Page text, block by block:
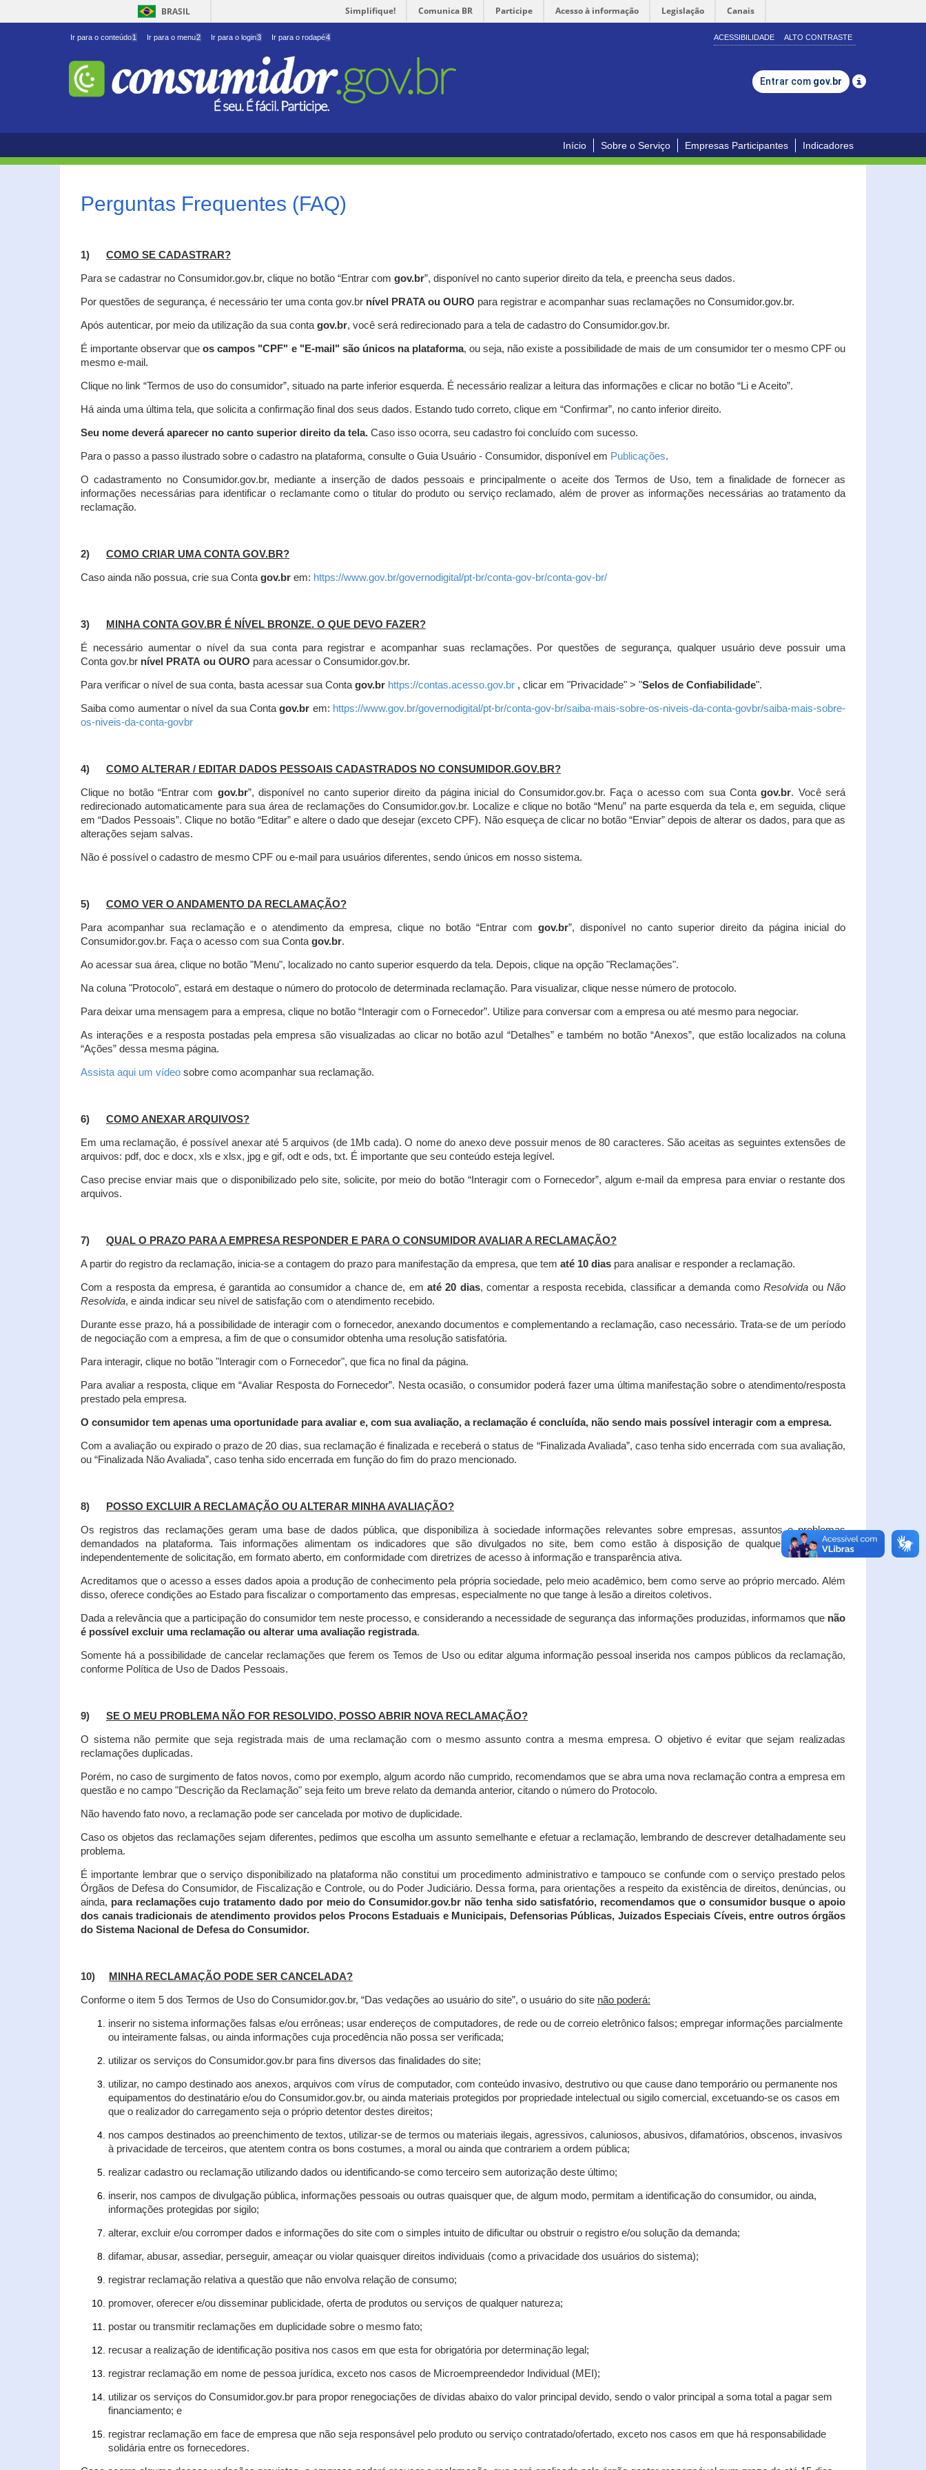
BRASIL Simplifique! Comunica BR Participe Acesso à informação Legislação Canais
Ir para o conteúdo1 Ir para o menu2 Ir para o login3 Ir para o rodapé4 ACESSIBILIDADE ALTO CONTRASTE
Entrar com gov.br
Início Sobre o Serviço Empresas Participantes Indicadores
Perguntas Frequentes (FAQ)
1) COMO SE CADASTRAR?
Para se cadastrar no Consumidor.gov.br, clique no botão “Entrar com gov.br”, disponível no canto superior direito da tela, e preencha seus dados.
Por questões de segurança, é necessário ter uma conta gov.br nível PRATA ou OURO para registrar e acompanhar suas reclamações no Consumidor.gov.br.
Após autenticar, por meio da utilização da sua conta gov.br, você será redirecionado para a tela de cadastro do Consumidor.gov.br.
É importante observar queos campos "CPF" e "E-mail" são únicos na plataforma, ou seja, não existe a possibilidade de mais de um consumidor ter o mesmo CPF ou
mesmo e-mail.
Clique no link “Termos de uso do consumidor”, situado na parte inferior esquerda. É necessário realizar a leitura das informações e clicar no botão “Li e Aceito”.
Há ainda uma última tela, que solicita a confirmação final dos seus dados. Estando tudo correto, clique em “Confirmar”, no canto inferior direito.
Seu nome deverá aparecer no canto superior direito da tela. Caso isso ocorra, seu cadastro foi concluído com sucesso.
Para o passo a passo ilustrado sobre o cadastro na plataforma, consulte o Guia Usuário - Consumidor, disponível em Publicações.
O cadastramento no Consumidor.gov.br, mediante a inserção de dados pessoais e principalmente o aceite dos Termos de Uso, tem a finalidade de fornecer as
informações necessárias para identificar o reclamante como o titular do produto ou serviço reclamado, além de prover as informações necessárias ao tratamento da
reclamação.
2) COMO CRIAR UMA CONTA GOV.BR?
Caso ainda não possua, crie sua Conta gov.br em: https://www.gov.br/governodigital/pt-br/conta-gov-br/conta-gov-br/
3) MINHA CONTA GOV.BR É NÍVEL BRONZE. O QUE DEVO FAZER?
É necessário aumentar o nível da sua conta para registrar e acompanhar suas reclamações. Por questões de segurança, qualquer usuário deve possuir uma
Conta gov.br nível PRATA ou OURO para acessar o Consumidor.gov.br.
Para verificar o nível de sua conta, basta acessar sua Conta gov.br https://contas.acesso.gov.br , clicar em "Privacidade" > "Selos de Confiabilidade".
Saiba como aumentar o nível da sua Contagov.br em: https://www.gov.br/governodigital/pt-br/conta-gov-br/saiba-mais-sobre-os-niveis-da-conta-govbr/saiba-mais-sobre-
os-niveis-da-conta-govbr
4) COMO ALTERAR / EDITAR DADOS PESSOAIS CADASTRADOS NO CONSUMIDOR.GOV.BR?
Clique no botão “Entrar com gov.br”, disponível no canto superior direito da página inicial do Consumidor.gov.br. Faça o acesso com sua Contagov.br. Você será
redirecionado automaticamente para sua área de reclamações do Consumidor.gov.br. Localize e clique no botão “Menu” na parte esquerda da tela e, em seguida, clique
em “Dados Pessoais”.Clique no botão “Editar” e altere o dado que desejar (exceto CPF). Não esqueça de clicar no botão “Enviar” depois de alterar os dados, para que as
alterações sejam salvas.
Não é possível o cadastro de mesmo CPF ou e-mail para usuários diferentes, sendo únicos em nosso sistema.
5) COMO VER O ANDAMENTO DA RECLAMAÇÃO?
Para acompanhar sua reclamação e o atendimento da empresa, clique no botão “Entrar com gov.br”, disponível no canto superior direito da página inicial do
Consumidor.gov.br. Faça o acesso com sua Conta gov.br.
Ao acessar sua área, clique no botão "Menu", localizado no canto superior esquerdo da tela. Depois, clique na opção "Reclamações".
Na coluna "Protocolo", estará em destaque o número do protocolo de determinada reclamação. Para visualizar, clique nesse número de protocolo.
Para deixar uma mensagem para a empresa, clique no botão “Interagir com o Fornecedor”. Utilize para conversar com a empresa ou até mesmo para negociar.
As interações e a resposta postadas pela empresa são visualizadas ao clicar no botão azul “Detalhes” e também no botão “Anexos”, que estão localizados na coluna
“Ações” dessa mesma página.
Assista aqui um vídeo sobre como acompanhar sua reclamação.
6) COMO ANEXAR ARQUIVOS?
Em uma reclamação, é possível anexar até 5 arquivos (de 1Mb cada). O nome do anexo deve possuir menos de 80 caracteres. São aceitas as seguintes extensões de
arquivos: pdf, doc e docx, xls e xlsx, jpg e gif, odt e ods, txt. É importante que seu conteúdo esteja legível.
Caso precise enviar mais que o disponibilizado pelo site, solicite, por meio do botão “Interagir com o Fornecedor”, algum e-mail da empresa para enviar o restante dos
arquivos.
7) QUAL O PRAZO PARA A EMPRESA RESPONDER E PARA O CONSUMIDOR AVALIAR A RECLAMAÇÃO?
A partir do registro da reclamação, inicia-se a contagem do prazo para manifestação da empresa, que tem até 10 dias para analisar e responder a reclamação.
Com a resposta da empresa, é garantida ao consumidor a chance de, em até 20 dias, comentar a resposta recebida, classificar a demanda comoResolvida ouNão
Resolvida, e ainda indicar seu nível de satisfação com o atendimento recebido.
Durante esse prazo, há a possibilidade de interagir com o fornecedor, anexando documentos e complementando a reclamação, caso necessário. Trata-se de um período
de negociação com a empresa, a fim de que o consumidor obtenha uma resolução satisfatória.
Para interagir, clique no botão "Interagir com o Fornecedor", que fica no final da página.
Para avaliar a resposta, clique em “Avaliar Resposta do Fornecedor”. Nesta ocasião, o consumidor poderá fazer uma última manifestação sobre o atendimento/resposta
prestado pela empresa.
O consumidor tem apenas uma oportunidade para avaliar e, com sua avaliação, a reclamação é concluída, não sendo mais possível interagir com a empresa.
Com a avaliação ou expirado o prazo de 20 dias, sua reclamação é finalizada e receberá o status de “Finalizada Avaliada”, caso tenha sido encerrada com sua avaliação,
ou “Finalizada Não Avaliada”, caso tenha sido encerrada em função do fim do prazo mencionado.
8) POSSO EXCLUIR A RECLAMAÇÃO OU ALTERAR MINHA AVALIAÇÃO?
Os registros das reclamações geram uma base de dados pública, que disponibiliza à sociedade informações relevantes sobre empresas, assuntos e problemas
demandados na plataforma. Tais informações alimentam os indicadores que são divulgados no site, bem como estão à disposição de qualquer interessado,
independentemente de solicitação, em formato aberto, em conformidade com diretrizes de acesso à informação e transparência ativa.
Acreditamos que o acesso a esses dados apoia a produção de conhecimento pela própria sociedade, pelo meio acadêmico, bem como serve ao próprio mercado. Além
disso, oferece condições ao Estado para fiscalizar o comportamento das empresas, especialmente no que tange à lesão a direitos coletivos.
Dada a relevância que a participação do consumidor tem neste processo, e considerando a necessidade de segurança das informações produzidas, informamos que não
é possível excluir uma reclamação ou alterar uma avaliação registrada.
Somente há a possibilidade de cancelar reclamações que ferem os Temos de Uso ou editar alguma informação pessoal inserida nos campos públicos da reclamação,
conforme Política de Uso de Dados Pessoais.
9) SE O MEU PROBLEMA NÃO FOR RESOLVIDO, POSSO ABRIR NOVA RECLAMAÇÃO?
O sistema não permite que seja registrada mais de uma reclamação com o mesmo assunto contra a mesma empresa. O objetivo é evitar que sejam realizadas
reclamações duplicadas.
Porém, no caso de surgimento de fatos novos, como por exemplo, algum acordo não cumprido, recomendamos que se abra uma nova reclamação contra a empresa em
questão e no campo "Descrição da Reclamação" seja feito um breve relato da demanda anterior, citando o número do Protocolo.
Não havendo fato novo, a reclamação pode ser cancelada por motivo de duplicidade.
Caso os objetos das reclamações sejam diferentes, pedimos que escolha um assunto semelhante e efetuar a reclamação, lembrando de descrever detalhadamente seu
problema.
É importante lembrar que o serviço disponibilizado na plataforma não constitui um procedimento administrativo e tampouco se confunde com o serviço prestado pelos
Órgãos de Defesa do Consumidor, de Fiscalização e Controle, ou do Poder Judiciário. Dessa forma, para orientações a respeito da existência de direitos, denúncias, ou
ainda, para reclamações cujo tratamento dado por meio do Consumidor.gov.br não tenha sido satisfatório, recomendamos que o consumidor busque o apoio
dos canais tradicionais de atendimento providos pelos Procons Estaduais e Municipais, Defensorias Públicas, Juizados Especiais Cíveis, entre outros órgãos
do Sistema Nacional de Defesa do Consumidor.
10) MINHA RECLAMAÇÃO PODE SER CANCELADA?
Conforme o item 5 dos Termos de Uso do Consumidor.gov.br, “Das vedações ao usuário do site”, o usuário do site não poderá:
inserir no sistema informações falsas e/ou errôneas; usar endereços de computadores, de rede ou de correio eletrônico falsos; empregar informações parcialmente
ou inteiramente falsas, ou ainda informações cuja procedência não possa ser verificada;
utilizar os serviços do Consumidor.gov.br para fins diversos das finalidades do site;
utilizar, no campo destinado aos anexos, arquivos com vírus de computador, com conteúdo invasivo, destrutivo ou que cause dano temporário ou permanente nos
equipamentos do destinatário e/ou do Consumidor.gov.br, ou ainda materiais protegidos por propriedade intelectual ou sigilo comercial, excetuando-se os casos em
que o realizador do carregamento seja o próprio detentor destes direitos;
nos campos destinados ao preenchimento de textos, utilizar-se de termos ou materiais ilegais, agressivos, caluniosos, abusivos, difamatórios, obscenos, invasivos
à privacidade de terceiros, que atentem contra os bons costumes, a moral ou ainda que contrariem a ordem pública;
realizar cadastro ou reclamação utilizando dados ou identificando-se como terceiro sem autorização deste último;
inserir, nos campos de divulgação pública, informações pessoais ou outras quaisquer que, de algum modo, permitam a identificação do consumidor, ou ainda,
informações protegidas por sigilo;
alterar, excluir e/ou corromper dados e informações do site com o simples intuito de dificultar ou obstruir o registro e/ou solução da demanda;
difamar, abusar, assediar, perseguir, ameaçar ou violar quaisquer direitos individuais (como a privacidade dos usuários do sistema);
registrar reclamação relativa a questão que não envolva relação de consumo;
promover, oferecer e/ou disseminar publicidade, oferta de produtos ou serviços de qualquer natureza;
postar ou transmitir reclamações em duplicidade sobre o mesmo fato;
recusar a realização de identificação positiva nos casos em que esta for obrigatória por determinação legal;
registrar reclamação em nome de pessoa jurídica, exceto nos casos de Microempreendedor Individual (MEI);
utilizar os serviços do Consumidor.gov.br para propor renegociações de dívidas abaixo do valor principal devido, sendo o valor principal a soma total a pagar sem
financiamento; e
registrar reclamação em face de empresa que não seja responsável pelo produto ou serviço contratado/ofertado, exceto nos casos em que há responsabilidade
solidária entre os fornecedores.